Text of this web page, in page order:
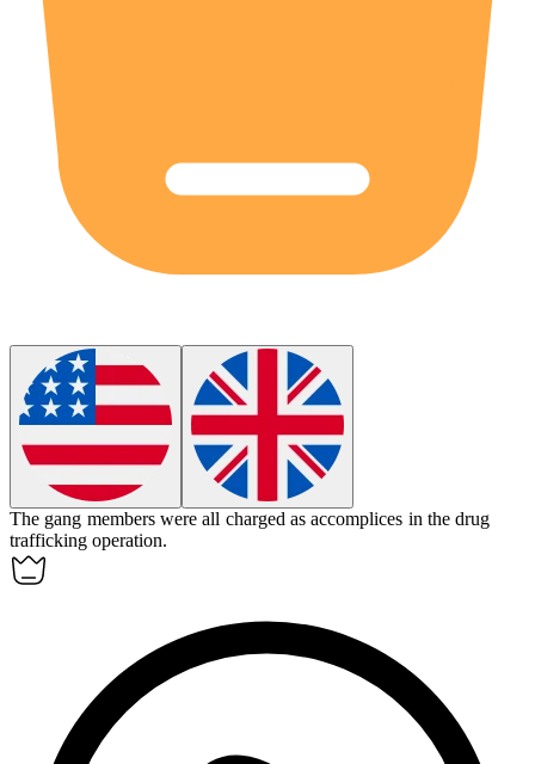
The gang members were all charged asaccomplices in the drug
trafficking operation.